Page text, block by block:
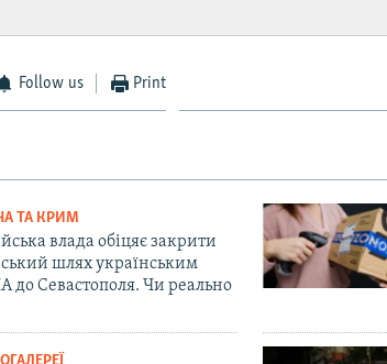
Follow us Print
ТА КРИМ
влада обіцяє закрити
шлях українським
до Севастополя. Чи реально